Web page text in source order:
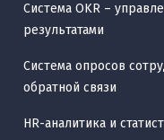
Система OKR –
результатами
Система опросов
обратной связи
HR-аналитика и